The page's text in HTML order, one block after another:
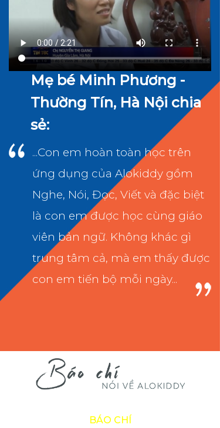
Mẹ bé Minh Phương -
Thường Tín, Hà Nội chia
sẻ:
...Con em hoàn toàn học trên
ứng dụng của Alokiddy gồm
Nghe, Nói, Đọc, Viết và đặc biệt
là con em được học cùng giáo
viên bản ngữ. Không khác gì
trung tâm cả, mà em thấy được
con em tiến bộ mỗi ngày...
BÁO CHÍ